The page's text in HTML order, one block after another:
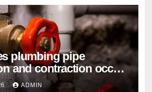
plumbing pipe
and contraction occur
Temperature
ADMIN